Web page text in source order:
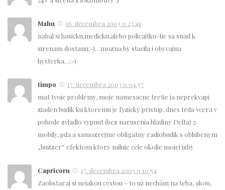
Mahu
16. decembra 2003 o 23.41
nabal si hasicku,medicku,alebo policajtku-tie sa snad k
sirenam dostanu:-)…mozna by stacila i obycajna
hysterka…:-)
timpo
17. decembra 2003 o 04.57
mat tvoje problemy, moje namesacne tretie ja neprekvapi
ziaden budik ku ktoremu je fyzicky pristup, dnes teda vcera v
pohode zvladlo vypnut (bez narusenia hladiny Delta) 2
mobily, pda a samozrejme obligatny radiobudik s oblubenym
„buzzer“ efektom ktory miluje cele okolie mojej izby
Capricorn
17. decembra 2003 o 10.54
Zaobstaraj si nejakou cestou – to už nechám na teba, akou,